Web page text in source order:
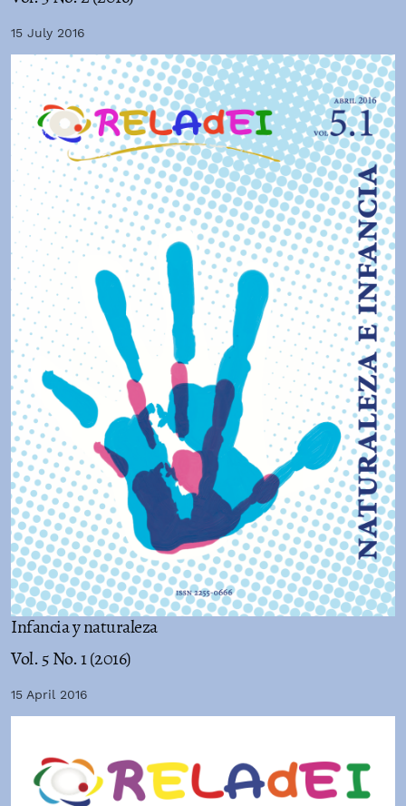
15 July 2016
Infancia y naturaleza
Vol. 5 No. 1 (2016)
15 April 2016